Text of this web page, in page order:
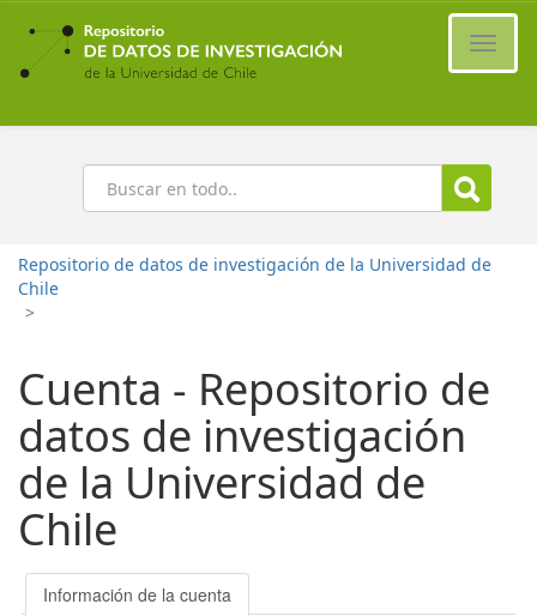
Ir
contenido
principal
Buscar
Repositorio de datos de investigación de la Universidad de
Chile
>
Cuenta - Repositorio de
datos de investigación
de la Universidad de
Chile
Información de la cuenta